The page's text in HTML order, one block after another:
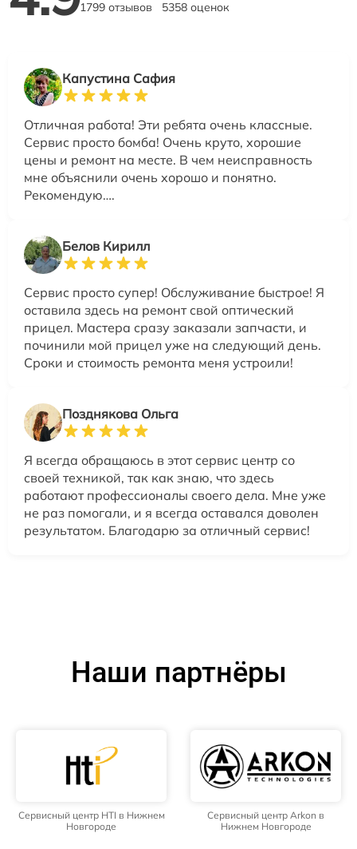
1799 отзывов 5358 оценок
Капустина Сафия
Отличная работа! Эти ребята очень классные.
Сервис просто бомба! Очень круто, хорошие
цены и ремонт на месте. В чем неисправность
мне объяснили очень хорошо и понятно.
Рекомендую….
Белов Кирилл
Сервис просто супер! Обслуживание быстрое! Я
оставила здесь на ремонт свой оптический
прицел. Мастера сразу заказали запчасти, и
починили мой прицел уже на следующий день.
Сроки и стоимость ремонта меня устроили!
Позднякова Ольга
Я всегда обращаюсь в этот сервис центр со
своей техникой, так как знаю, что здесь
работают профессионалы своего дела. Мне уже
не раз помогали, и я всегда оставался доволен
результатом. Благодарю за отличный сервис!
Наши партнёры
Сервисный центр HTI в Нижнем
Новгороде
Сервисный центр Arkon в
Нижнем Новгороде